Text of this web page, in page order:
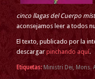
cinco llagas del Cuerpo
aconsejamos leer a todos
El texto, publicado por la
descargar pinchando aquí.
Etiquetas: Ministri Dei, Mons.